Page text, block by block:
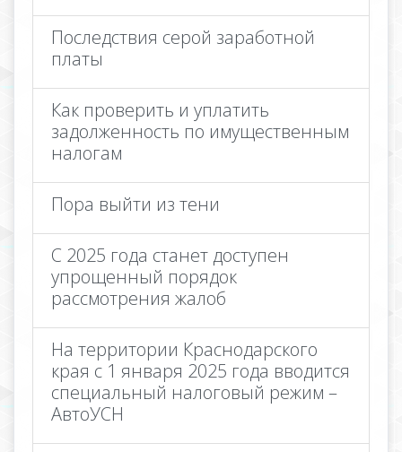
Последствия серой заработной
платы
Как проверить и уплатить
задолженность по имущественным
налогам
Пора выйти из тени
С 2025 года станет доступен
упрощенный порядок
рассмотрения жалоб
На территории Краснодарского
края с 1 января 2025 года вводится
специальный налоговый режим –
АвтоУСН